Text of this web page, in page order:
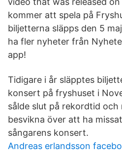
kommer att spela på
biljetterna släpps den 5
ha fler nyheter från
app!
Tidigare i år släpptes
konsert på fryshuset i
sålde slut på rekordtid och
besvikna över att ha
sångarens konsert.
Andreas erlandsson